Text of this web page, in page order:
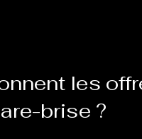
les
brise ?